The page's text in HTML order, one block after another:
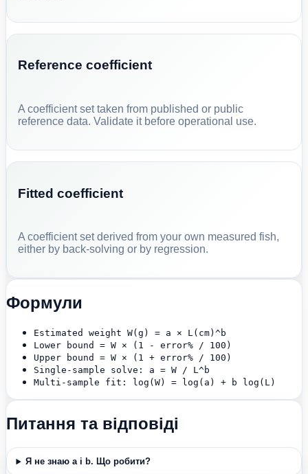
Reference coefficient
A coefficient set taken from published or public
reference data. Validate it before operational use.
Fitted coefficient
A coefficient set derived from your own measured fish,
either by back-solving or by regression.
Формули
Estimated weight W(g) = a × L(cm)^b
Lower bound = W × (1 - error% / 100)
Upper bound = W × (1 + error% / 100)
Single-sample solve: a = W / L^b
Multi-sample fit: log(W) = log(a) + b log(L)
Питання та відповіді
Я не знаю a і b. Що робити?